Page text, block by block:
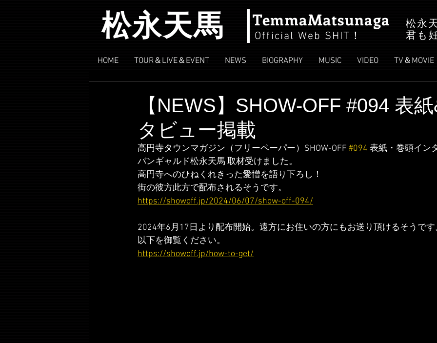
松永天馬 TemmaMatsunaga
Official Web SHIT ！
松永
君も
HOME TOUR＆LIVE＆EVENT NEWS BIOGRAPHY MUSIC VIDEO TV＆MOVIE
【NEWS】SHOW-OFF #094 表
タビュー掲載
高円寺タウンマガジン（フリーペーパー）SHOW-OFF #094 表紙・巻頭イン
バンギャルド松永天馬 取材受けました。
高円寺へのひねくれきった愛憎を語り下ろし！
街の彼方此方で配布されるそうです。
https://showoff.jp/2024/06/07/show-off-094/
2024年6月17日より配布開始。遠方にお住いの方にもお送り頂けるそうです
以下を御覧ください。
https://showoff.jp/how-to-get/